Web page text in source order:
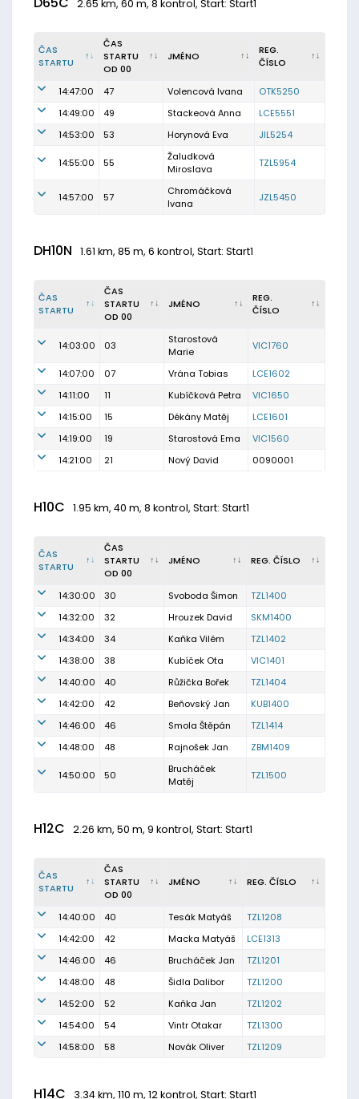
2.65 km, 60 m, 8 kontrol, Start: Start1
ČAS
STARTU
ČAS
STARTU
OD 00
JMÉNO
REG.
ČÍSLO
14:47:00 47 Volencová Ivana
OTK5250
14:49:00
49 Stackeová Anna
LCE5551
14:53:00
53 Horynová Eva JIL5254
14:55:00 55
Žaludková
Miroslava
TZL5954
14:57:00 57
Chromáčková
Ivana
JZL5450
DH10N 1.61 km, 85 m, 6 kontrol, Start: Start1
ČAS
STARTU
ČAS
STARTU
OD 00
JMÉNO
REG.
ČÍSLO
14:03:00 03
Starostová
Marie
VIC1760
14:07:00 07 Vrána Tobias
LCE1602
14:11:00
11 Kubíčková Petra
VIC1650
14:15:00
15 Dékány Matěj
LCE1601
14:19:00
19 Starostová Ema
VIC1560
14:21:00
21 Nový David 0090001
H10C 1.95 km, 40 m, 8 kontrol, Start: Start1
ČAS
STARTU
ČAS
STARTU
OD 00
JMÉNO REG. ČÍSLO
14:30:00 30 Svoboda Šimon
TZL1400
14:32:00
32 Hrouzek David
SKM1400
14:34:00
34 Kaňka Vilém
TZL1402
14:38:00
38 Kubíček Ota
VIC1401
14:40:00
40 Růžička Bořek
TZL1404
14:42:00
42 Beňovský Jan
KUB1400
14:46:00
46 Smola Štěpán
TZL1414
14:48:00
48 Rajnošek Jan ZBM1409
14:50:00 50
Brucháček
Matěj
TZL1500
H12C 2.26 km, 50 m, 9 kontrol, Start: Start1
ČAS
STARTU
ČAS
STARTU
OD 00
JMÉNO REG. ČÍSLO
14:40:00 40 Tesák Matyáš
TZL1208
14:42:00
42 Macka Matyáš
LCE1313
14:46:00
46 Brucháček Jan
TZL1201
14:48:00
48 Šidla Dalibor
TZL1200
14:52:00
52 Kaňka Jan
TZL1202
14:54:00
54 Vintr Otakar
TZL1300
14:58:00
58 Novák Oliver TZL1209
H14C 3.34 km, 110 m, 12 kontrol, Start: Start1